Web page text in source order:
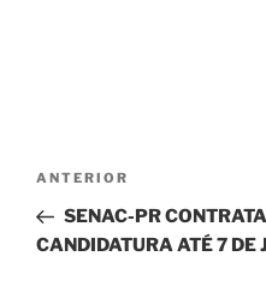
Navegação
Post
Post
anterior
ANTERIOR
SENAC-PR
CANDIDATURA ATÉ 7 DE